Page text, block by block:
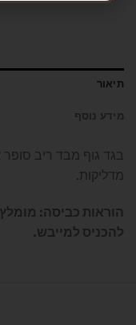
תיאור
מידע נוסף
בגד גוף מבד ריב סופר
מדליקות.
הוראות כביסה:
להכניס למייבש.